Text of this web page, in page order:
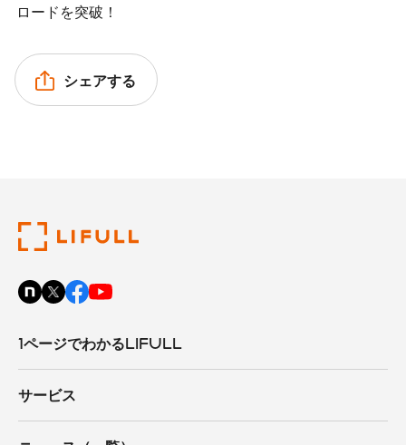
ロードを突破！
シェアする
1ページでわかるLIFULL
サービス